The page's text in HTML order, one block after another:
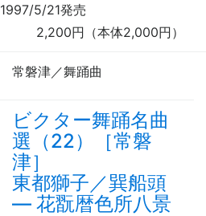
1997/5/21発売
2,200円（本体2,000円）
常磐津／舞踊曲
ビクター舞踊名曲
選（22）［常磐
津］
東都獅子／巽船頭
— 花翫暦色所八景